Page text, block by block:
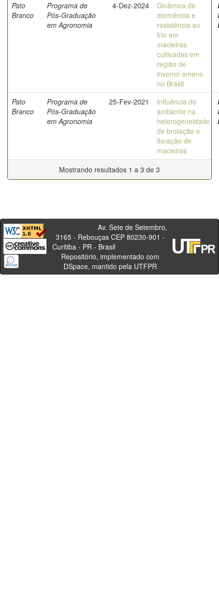
Pato
Branco
Programa de
Pós-Graduação
em Agronomia
4-Dez-2024
Dinâmica de
dormência e
resistência ao
frio em
macieiras
cultivadas em
região de
inverno ameno
no Brasil
Pato
Branco
Programa de
Pós-Graduação
em Agronomia
25-Fev-2021
Influência do
ambiente na
heterogeneidade
de brotação e
floração de
macieiras
Mostrando resultados 1 a 3 de 3
Av. Sete de Setembro,
3165 - Rebouças CEP 80230-901 -
Curitiba - PR - Brasil
Repositório, implementado com
DSpace, mantido pela UTFPR